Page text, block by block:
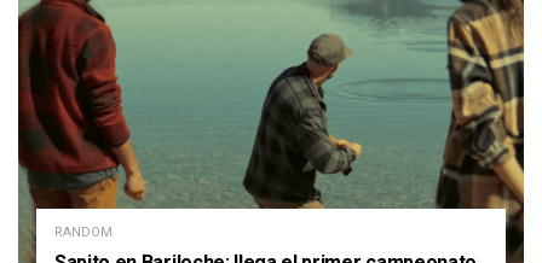
RANDOM